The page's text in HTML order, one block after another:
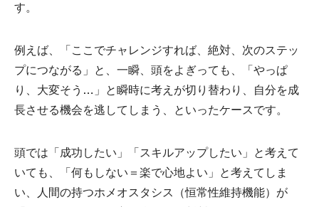
す。
例えば、「ここでチャレンジすれば、絶対、次のステッ
プにつながる」と、一瞬、頭をよぎっても、「やっぱ
り、大変そう…」と瞬時に考えが切り替わり、自分を成
長させる機会を逃してしまう、といったケースです。
頭では「成功したい」「スキルアップしたい」と考えて
いても、「何もしない＝楽で心地よい」と考えてしま
い、人間の持つホメオスタシス（恒常性維持機能）が